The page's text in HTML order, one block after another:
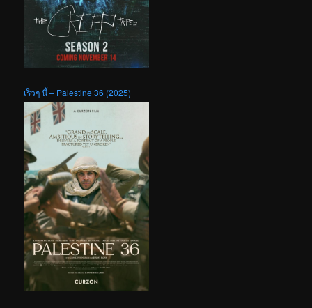
เร็วๆ นี้ – Palestine 36 (2025)